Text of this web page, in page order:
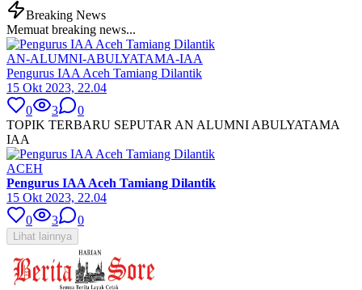
Breaking News
Memuat breaking news...
AN-ALUMNI-ABULYATAMA-IAA
Pengurus IAA Aceh Tamiang Dilantik
15 Okt 2023, 22.04
0
3
0
TOPIK TERBARU SEPUTAR AN ALUMNI ABULYATAMA
IAA
ACEH
Pengurus IAA Aceh Tamiang Dilantik
15 Okt 2023, 22.04
0
3 0
Lihat lainnya